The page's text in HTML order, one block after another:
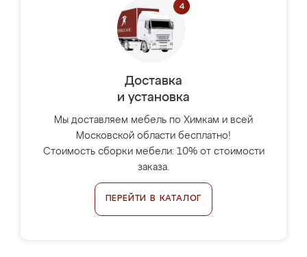
Доставка
и установка
Мы доставляем мебель по Химкам и всей
Московской области бесплатно!
Стоимость сборки мебели: 10% от стоимости
заказа.
ПЕРЕЙТИ В КАТАЛОГ